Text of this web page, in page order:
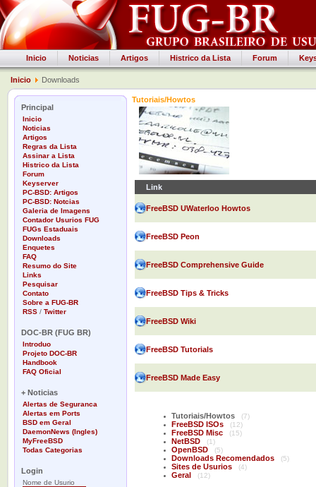
Inicio Noticias Artigos Histrico da Lista Forum
Inicio Downloads
Principal
Inicio
Noticias
Artigos
Regras da Lista
Assinar a Lista
Histrico da Lista
Forum
Keyserver
PC-BSD: Artigos
PC-BSD: Notcias
Galeria de Imagens
Contador Usurios FUG
FUGs Estaduais
Downloads
Enquetes
FAQ
Resumo do Site
Links
Pesquisar
Contato
Sobre a FUG-BR
RSS / Twitter
DOC-BR (FUG BR)
Introduo
Projeto DOC-BR
Handbook
FAQ Oficial
+ Noticias
Alertas de Seguranca
Alertas em Ports
BSD em Geral
DaemonNews (Ingles)
MyFreeBSD
Todas Categorias
Login
Nome de Usurio
Tutoriais/Howtos
Link
FreeBSD UWaterloo Howtos
FreeBSD Peon
FreeBSD Comprehensive Guide
FreeBSD Tips & Tricks
FreeBSD Wiki
FreeBSD Tutorials
FreeBSD Made Easy
Tutoriais/Howtos (7)
FreeBSD ISOs (12)
FreeBSD Misc (15)
NetBSD (1)
OpenBSD (5)
Downloads Recomendados (5)
Sites de Usurios (4)
Geral (12)